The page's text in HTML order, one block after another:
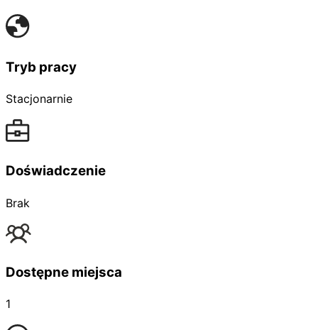
Tryb pracy
Stacjonarnie
Doświadczenie
Brak
Dostępne miejsca
1